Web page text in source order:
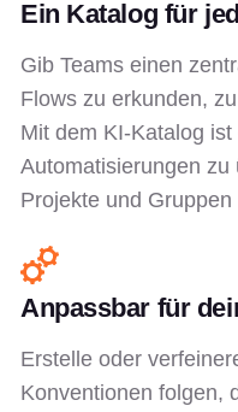
Ein Katalog für
Gib Teams einen
Flows zu erkunden,
Mit dem KI-Katalog
Automatisierungen
Projekte und
Anpassbar für
Erstelle oder
Konventionen folgen,